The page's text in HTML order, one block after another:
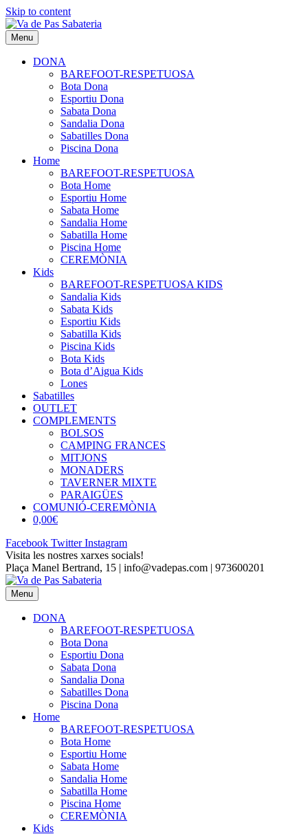
Skip to content
Menu
DONA
BAREFOOT-RESPETUOSA
Bota Dona
Esportiu Dona
Sabata Dona
Sandalia Dona
Sabatilles Dona
Piscina Dona
Home
BAREFOOT-RESPETUOSA
Bota Home
Esportiu Home
Sabata Home
Sandalia Home
Sabatilla Home
Piscina Home
CEREMÒNIA
Kids
BAREFOOT-RESPETUOSA KIDS
Sandalia Kids
Sabata Kids
Esportiu Kids
Sabatilla Kids
Piscina Kids
Bota Kids
Bota d’Aigua Kids
Lones
Sabatilles
OUTLET
COMPLEMENTS
BOLSOS
CAMPING FRANCES
MITJONS
MONADERS
TAVERNER MIXTE
PARAIGÜES
COMUNIÓ-CEREMÒNIA
0,00€
Facebook Twitter Instagram
Visita les nostres xarxes socials!
Plaça Manel Bertrand, 15 | info@vadepas.com | 973600201
Menu
DONA
BAREFOOT-RESPETUOSA
Bota Dona
Esportiu Dona
Sabata Dona
Sandalia Dona
Sabatilles Dona
Piscina Dona
Home
BAREFOOT-RESPETUOSA
Bota Home
Esportiu Home
Sabata Home
Sandalia Home
Sabatilla Home
Piscina Home
CEREMÒNIA
Kids